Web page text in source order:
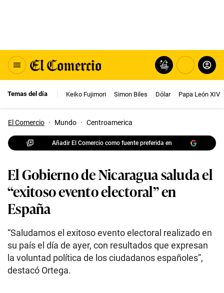
Temas del día Keiko Fujimori Simon Biles Dólar Papa León XIV
El Comercio · Mundo · Centroamerica
Añadir El Comercio como fuente preferida en
El Gobierno de Nicaragua saluda el
“exitoso evento electoral” en
España
“Saludamos el exitoso evento electoral realizado en
su país el día de ayer, con resultados que expresan
la voluntad política de los ciudadanos españoles”,
destacó Ortega.